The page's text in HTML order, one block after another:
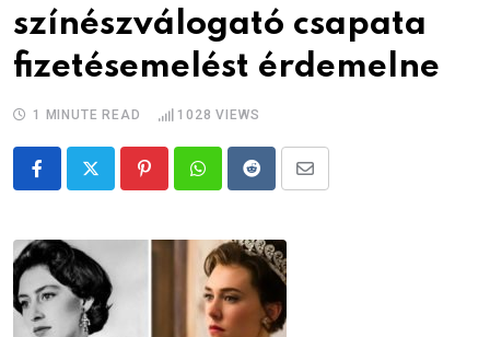
színészválogató csapata
fizetésemelést érdemelne
1 MINUTE READ 1028 VIEWS
PinterestWhatsappRedditShare